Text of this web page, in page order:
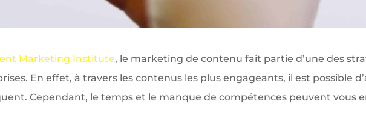
Marketing Institute, le marketing de contenu fait partie d’une des
En effet, à travers les contenus les plus engageants, il est possible
Cependant, le temps et le manque de compétences peuvent vous